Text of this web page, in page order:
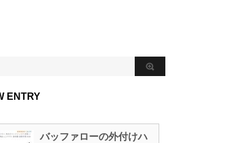
ENTRY
バッファローの外付けハ